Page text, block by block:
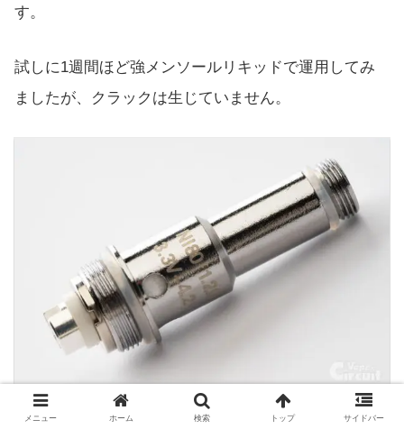
す。
試しに1週間ほど強メンソールリキッドで運用してみ
ましたが、クラックは生じていません。
メニュー ホーム 検索 トップ サイドバー